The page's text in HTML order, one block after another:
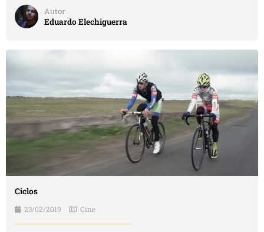
Autor
Eduardo Elechiguerra
Ciclos
23/02/2019 Cine